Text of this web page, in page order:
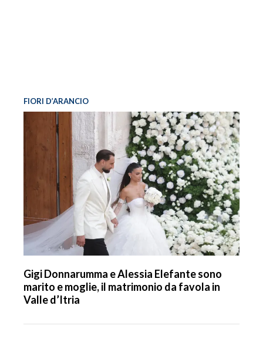
FIORI D’ARANCIO
Gigi Donnarumma e Alessia Elefante sono
marito e moglie, il matrimonio da favola in
Valle d’Itria